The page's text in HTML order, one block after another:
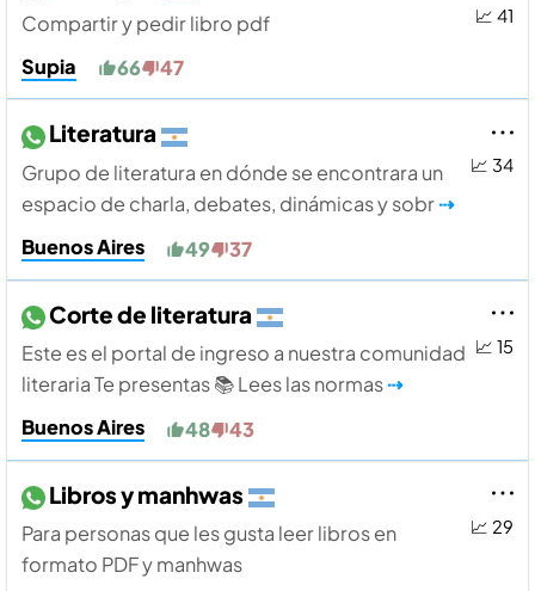
📈 41
Compartir y pedir libro pdf
Supia
66 47
📈 34
Literatura
Grupo de literatura en dónde se encontrara un
espacio de charla, debates, dinámicas y sobr⇢
Buenos Aires
49 37
📈 15
Corte de literatura
Este es el portal de ingreso a nuestra comunidad
literaria Te presentas 📚 Lees las normas⇢
Buenos Aires
48 43
📈 29
Libros y manhwas
Para personas que les gusta leer libros en
formato PDF y manhwas